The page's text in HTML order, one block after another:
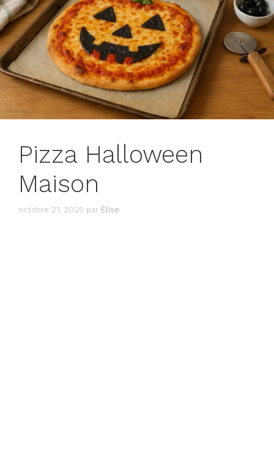
Pizza Halloween
Maison
octobre 21, 2025 par Élise